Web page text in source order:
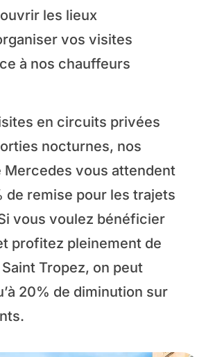
les lieux
vos visites
à nos chauffeurs
en circuits privées
nocturnes, nos
Mercedes vous attendent
de remise pour les trajets
vous voulez bénéficier
profitez pleinement de
Tropez, on peut
20% de diminution sur